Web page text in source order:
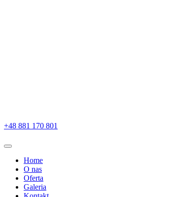
+48 881 170 801
Home
O nas
Oferta
Galeria